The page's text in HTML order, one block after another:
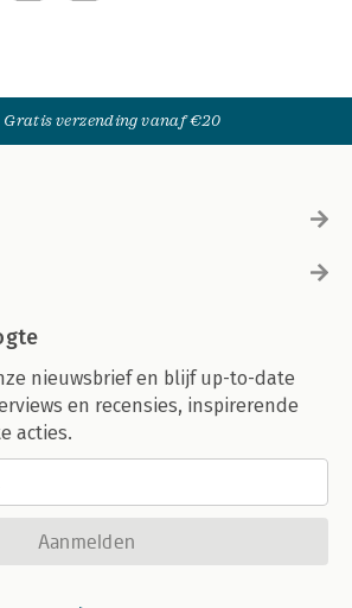
Gratis verzending vanaf €20
nieuwsbrief en blijf up-to-date
en recensies, inspirerende
acties.
Aanmelden